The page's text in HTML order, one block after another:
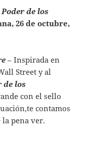
Poder de los
26 de octubre,
– Inspirada en
Street y al
de los
con el sello
contamos
pena ver.